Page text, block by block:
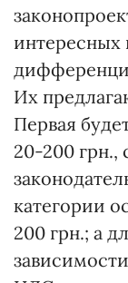
Их
Первая
20-200 грн.,
категории
200 грн.; а